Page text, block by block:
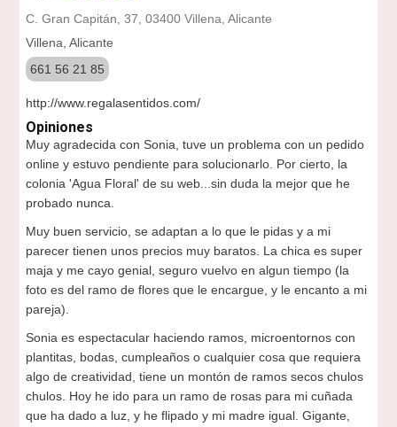
C. Gran Capitán, 37, 03400 Villena, Alicante
Villena, Alicante
661 56 21 85
http://www.regalasentidos.com/
Opiniones
Muy agradecida con Sonia, tuve un problema con un pedido
online y estuvo pendiente para solucionarlo. Por cierto, la
colonia 'Agua Floral' de su web...sin duda la mejor que he
probado nunca.
Muy buen servicio, se adaptan a lo que le pidas y a mi
parecer tienen unos precios muy baratos. La chica es super
maja y me cayo genial, seguro vuelvo en algun tiempo (la
foto es del ramo de flores que le encargue, y le encanto a mi
pareja).
Sonia es espectacular haciendo ramos, microentornos con
plantitas, bodas, cumpleaños o cualquier cosa que requiera
algo de creatividad, tiene un montón de ramos secos chulos
chulos. Hoy he ido para un ramo de rosas para mi cuñada
que ha dado a luz, y he flipado y mi madre igual. Gigante,